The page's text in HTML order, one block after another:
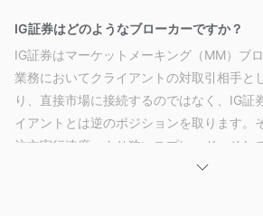
IG証券はどのようなブローカーですか？
IG証券はマーケットメーキング（MM）ブ
業務においてクライアントの対取引相手と
り、直接市場に接続するのではなく、IG証
イアントとは逆のポジションを取ります。
注文実行速度、より狭いスプレッド、そし
おいてより大きな柔軟性を提供することが